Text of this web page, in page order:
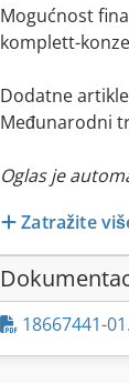
Mogućnost
komplett-
Dodatne
Međunarodni
Oglas je
Zatražite
18667441-